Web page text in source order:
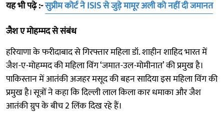
यह भी पढ़े :-सुप्रीम कोर्ट ने ISIS से जुड़े मामूर अली को नहीं दी जमानत
जैश ए मोहम्मद से संबंध
हरियाणा के फरीदाबाद से गिरफ्तार महिला डॉ. शाहीन शाहिद भारत में
जैश-ए-मोहम्मद की महिला विंग ‘जमात-उल-मोमीनात’ की प्रमुख है।
पाकिस्तान में आतंकी अजहर मसूद की बहन सादिया इस महिला विंग की
प्रमुख है। सूत्रों ने कहा कि दिल्ली लाल किला कार धमाका और जैश
आतंकी ग्रुप के बीच 2 लिंक दिख रहे हैं।